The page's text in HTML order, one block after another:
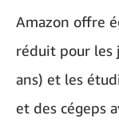
Amazon offre
réduit pour les
ans) et les
et des cégeps